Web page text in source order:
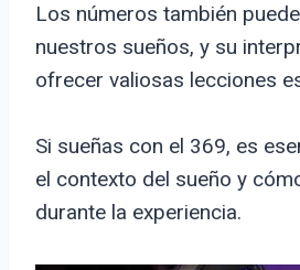
Los números también
nuestros sueños, y su
ofrecer valiosas lecciones
Si sueñas con el 369, es
el contexto del sueño y
durante la experiencia.